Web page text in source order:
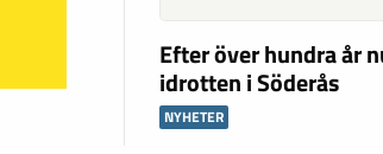
Efter över hundra år
idrotten i Söderås
NYHETER